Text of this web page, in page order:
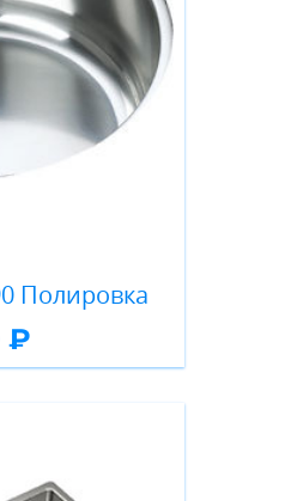
Полировка
₽